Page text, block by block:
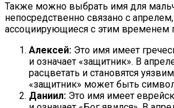
Также можно выбрать имя для
непосредственно связано с
ассоциирующиеся с этим временем
Алексей: Это имя имеет
и означает «защитник». В
расцветать и становятся
«защитник» может быть
Даниил: Это имя имеет